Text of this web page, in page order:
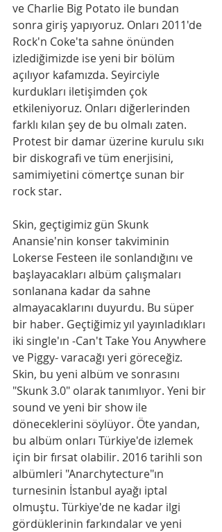
ve Charlie Big Potato ile bundan
sonra giriş yapıyoruz. Onları 2011'de
Rock'n Coke'ta sahne önünden
izlediğimizde ise yeni bir bölüm
açılıyor kafamızda. Seyirciyle
kurdukları iletişimden çok
etkileniyoruz. Onları diğerlerinden
farklı kılan şey de bu olmalı zaten.
Protest bir damar üzerine kurulu sıkı
bir diskografi ve tüm enerjisini,
samimiyetini cömertçe sunan bir
rock star.
Skin, geçtigimiz gün Skunk
Anansie'nin konser takviminin
Lokerse Festeen ile sonlandığını ve
başlayacakları albüm çalışmaları
sonlanana kadar da sahne
almayacaklarını duyurdu. Bu süper
bir haber. Geçtiğimiz yıl yayınladıkları
iki single'ın -Can't Take You Anywhere
ve Piggy- varacağı yeri göreceğiz.
Skin, bu yeni albüm ve sonrasını
"Skunk 3.0" olarak tanımlıyor. Yeni bir
sound ve yeni bir show ile
döneceklerini söylüyor. Öte yandan,
bu albüm onları Türkiye'de izlemek
için bir fırsat olabilir. 2016 tarihli son
albümleri "Anarchytecture"ın
turnesinin İstanbul ayağı iptal
olmuştu. Türkiye'de ne kadar ilgi
gördüklerinin farkındalar ve yeni